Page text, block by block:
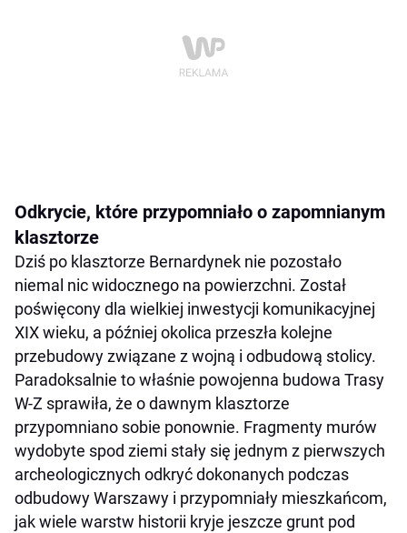
Odkrycie, które przypomniało o zapomnianym
klasztorze
Dziś po klasztorze Bernardynek nie pozostało
niemal nic widocznego na powierzchni. Został
poświęcony dla wielkiej inwestycji komunikacyjnej
XIX wieku, a później okolica przeszła kolejne
przebudowy związane z wojną i odbudową stolicy.
Paradoksalnie to właśnie powojenna budowa Trasy
W-Z sprawiła, że o dawnym klasztorze
przypomniano sobie ponownie. Fragmenty murów
wydobyte spod ziemi stały się jednym z pierwszych
archeologicznych odkryć dokonanych podczas
odbudowy Warszawy i przypomniały mieszkańcom,
jak wiele warstw historii kryje jeszcze grunt pod